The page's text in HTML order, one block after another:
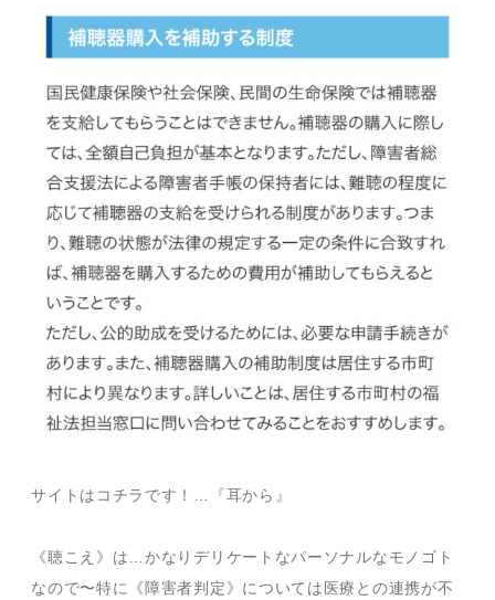
サイトはコチラです！… 『耳から』
《聴こえ》は…かなりデリケートなパーソナルなモノゴト
なので〜特に《障害者判定》については医療との連携が不